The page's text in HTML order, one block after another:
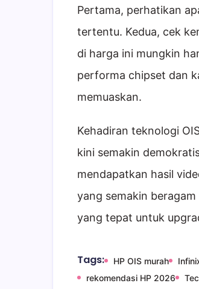
Pertama, perhatikan
tertentu. Kedua, cek
di harga ini mungkin
performa chipset dan
memuaskan.
Kehadiran teknologi
kini semakin
mendapatkan hasil
yang semakin
yang tepat untuk
Tags: HP OIS murah
rekomendasi HP 2026